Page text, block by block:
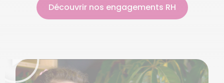
Découvrir nos engagements RH